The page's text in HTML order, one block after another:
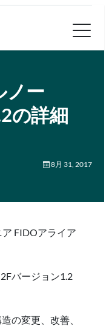
ノー
の詳細
8月 31, 2017
FIDOアライア
バージョン1.2
の変更、改善、